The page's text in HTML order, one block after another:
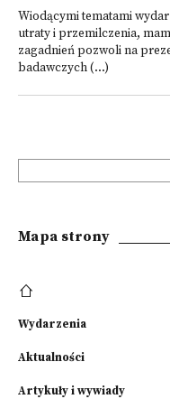
Wiodącymi tematami
utraty i przemilczenia,
zagadnień pozwoli na
badawczych (...)
Mapa strony
Wydarzenia
Aktualności
Artykuły i wywiady